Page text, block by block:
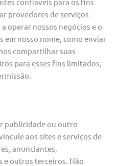
provedores de serviços
operar nossos negócios e o
nosso nome, como enviar
compartilhar suas
para esses fins limitados,
publicidade ou outro
aos sites e serviços de
anunciantes,
e outros terceiros. Não